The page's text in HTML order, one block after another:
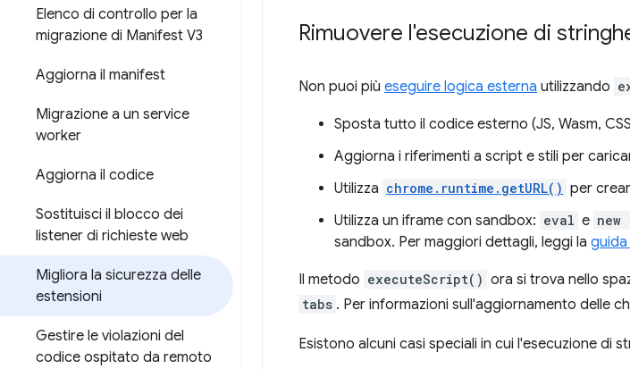
Elenco di controllo per la
migrazione di Manifest V3
Aggiorna il manifest
Migrazione a un service
worker
Aggiorna il codice
Sostituisci il blocco dei
listener di richieste web
Migliora la sicurezza delle
estensioni
Gestire le violazioni del
codice ospitato da remoto
Rimuovere l'esecuzione di
Non puoi più eseguire logica esterna utilizzando
Sposta tutto il codice esterno (JS, Wasm,
Aggiorna i riferimenti a script e stili per
Utilizza chrome.runtime.getURL() per
Utilizza un iframe con sandbox: eval e
sandbox. Per maggiori dettagli, leggi la
Il metodo executeScript() ora si trova nello
tabs . Per informazioni sull'aggiornamento delle
Esistono alcuni casi speciali in cui l'esecuzione di